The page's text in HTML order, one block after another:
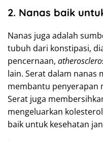
2. Nanas baik
Nanas juga adalah
tubuh dari konstipasi,
pencernaan,
lain. Serat dalam
membantu penyerapan
Serat juga
mengeluarkan
baik untuk kesehatan